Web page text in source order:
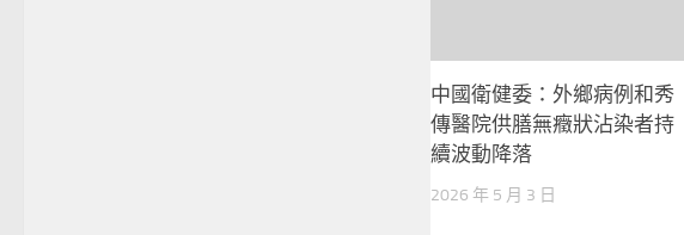
中國衛健委：外鄉病例和秀
傳醫院供膳無癥狀沾染者持
續波動降落
2026 年 5 月 3 日